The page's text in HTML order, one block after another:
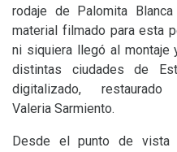
rodaje de Palomita
material filmado para esta
ni siquiera llegó al montaje
distintas ciudades de
digitalizado,
Valeria Sarmiento.
Desde el punto de vista